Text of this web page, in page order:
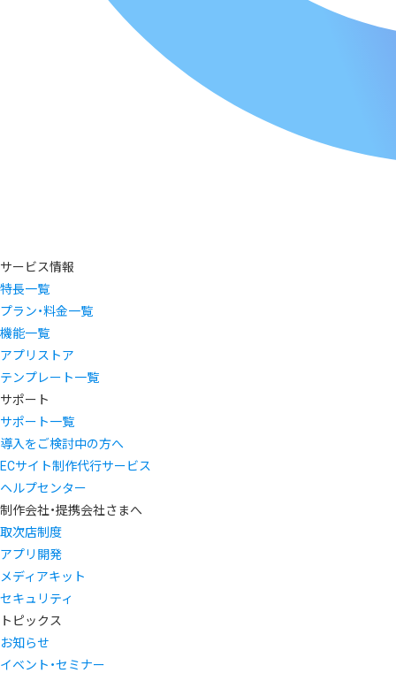
サービス情報
特長一覧
プラン・料金一覧
機能一覧
アプリストア
テンプレート一覧
サポート
サポート一覧
導入をご検討中の方へ
ECサイト制作代行サービス
ヘルプセンター
制作会社・提携会社さまへ
取次店制度
アプリ開発
メディアキット
セキュリティ
トピックス
お知らせ
イベント・セミナー